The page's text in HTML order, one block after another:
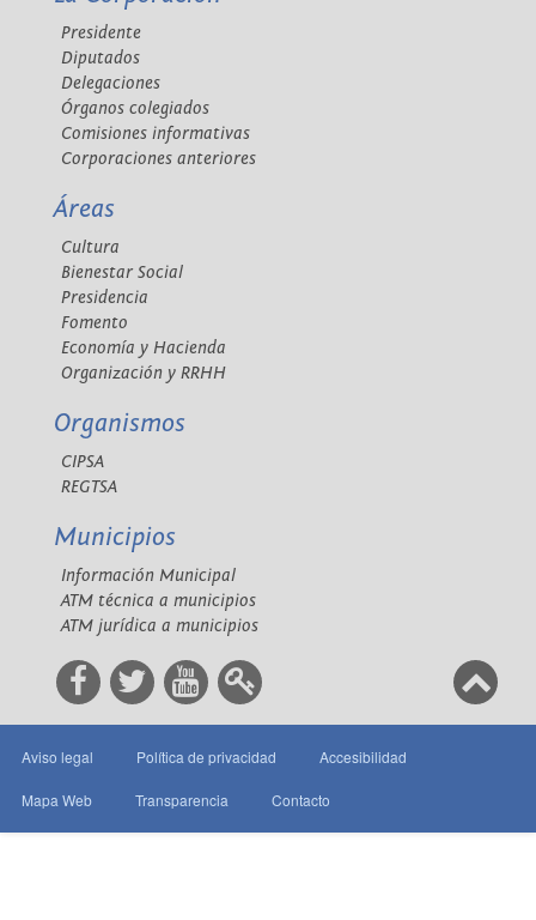
Presidente
Diputados
Delegaciones
Órganos colegiados
Comisiones informativas
Corporaciones anteriores
Áreas
Cultura
Bienestar Social
Presidencia
Fomento
Economía y Hacienda
Organización y RRHH
Organismos
CIPSA
REGTSA
Municipios
Información Municipal
ATM técnica a municipios
ATM jurídica a municipios
Aviso legal Política de privacidad Accesibilidad
Mapa Web Transparencia Contacto